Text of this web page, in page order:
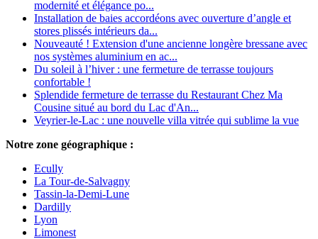
modernité et élégance po...
Installation de baies accordéons avec ouverture d’angle et
stores plissés intérieurs da...
Nouveauté ! Extension d'une ancienne longère bressane avec
nos systèmes aluminium en ac...
Du soleil à l’hiver : une fermeture de terrasse toujours
confortable !
Splendide fermeture de terrasse du Restaurant Chez Ma
Cousine situé au bord du Lac d'An...
Veyrier‑le‑Lac : une nouvelle villa vitrée qui sublime la vue
Notre zone géographique :
Ecully
La Tour-de-Salvagny
Tassin-la-Demi-Lune
Dardilly
Lyon
Limonest